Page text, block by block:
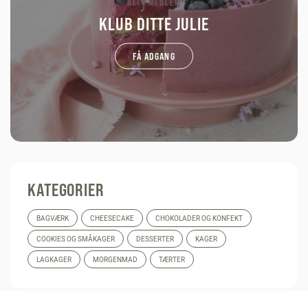
BLIV MEDLEM
KLUB DITTE JULIE
FÅ ADGANG
KATEGORIER
BAGVÆRK CHEESECAKE CHOKOLADER OG KONFEKT
COOKIES OG SMÅKAGER DESSERTER KAGER
LAGKAGER MORGENMAD TÆRTER